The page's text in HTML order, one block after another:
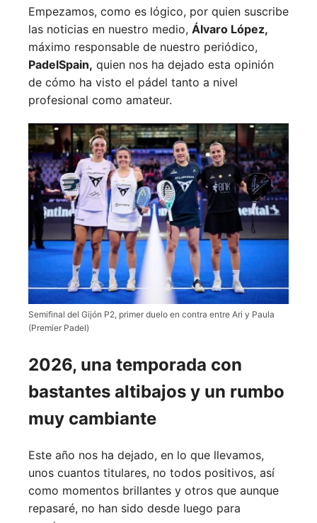
Empezamos, como es lógico, por quien suscribe
las noticias en nuestro medio, Álvaro López,
máximo responsable de nuestro periódico,
PadelSpain, quien nos ha dejado esta opinión
de cómo ha visto el pádel tanto a nivel
profesional como amateur.
Semifinal del Gijón P2, primer duelo en contra entre Ari y Paula
(Premier Padel)
2026, una temporada con
bastantes altibajos y un rumbo
muy cambiante
Este año nos ha dejado, en lo que llevamos,
unos cuantos titulares, no todos positivos, así
como momentos brillantes y otros que aunque
repasaré, no han sido desde luego para